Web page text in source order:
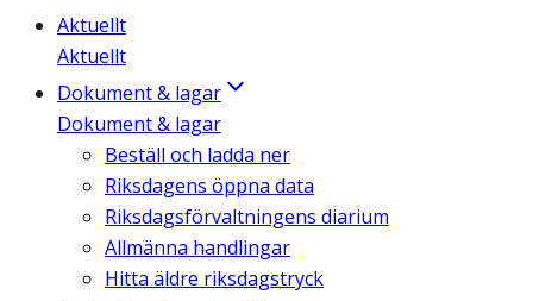
Aktuellt
Aktuellt
Dokument & lagar
Dokument & lagar
Beställ och ladda ner
Riksdagens öppna data
Riksdagsförvaltningens diarium
Allmänna handlingar
Hitta äldre riksdagstryck